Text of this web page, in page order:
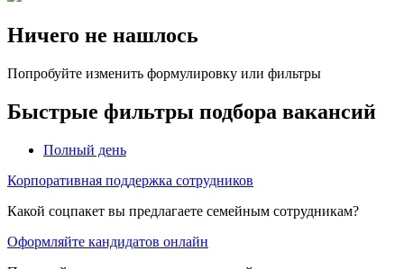
Ничего не нашлось
Попробуйте изменить формулировку или фильтры
Быстрые фильтры подбора вакансий
Полный день
Корпоративная поддержка сотрудников
Какой соцпакет вы предлагаете семейным сотрудникам?
Оформляйте кандидатов онлайн